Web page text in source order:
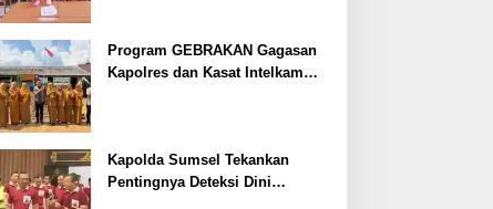
Program GEBRAKAN Gagasan
Kapolres dan Kasat Intelkam
Kapolda Sumsel Tekankan
Pentingnya Deteksi Dini